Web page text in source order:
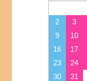
2
3
9
10
16
17
23
24
30
31